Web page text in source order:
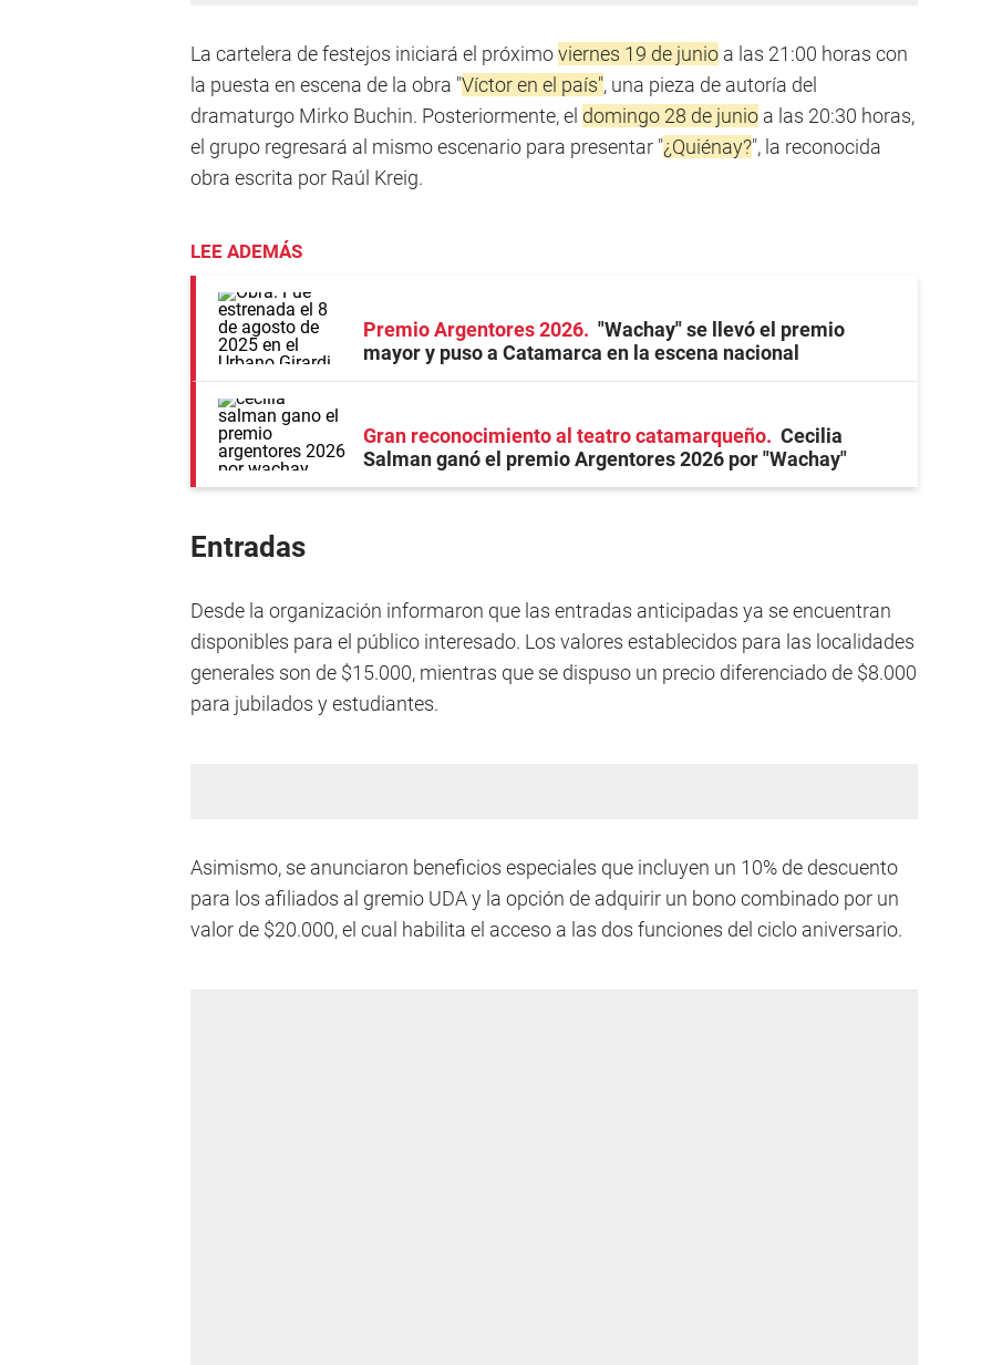
La cartelera de festejos iniciará el próximoviernes 19 de junio a las 21:00 horas con
la puesta en escena de la obra "Víctor en el país", una pieza de autoría del
dramaturgo Mirko Buchin. Posteriormente, el domingo 28 de junio a las 20:30 horas,
el grupo regresará al mismo escenario para presentar "¿Quiénay?", la reconocida
obra escrita por Raúl Kreig.
LEE ADEMÁS
Premio Argentores 2026
"Wachay" se llevó el premio
mayor y puso a Catamarca en la escena nacional
Gran reconocimiento al teatro catamarqueño
Cecilia
Salman ganó el premio Argentores 2026 por "Wachay"
Entradas
Desde la organización informaron que las entradas anticipadas ya se encuentran
disponibles para el público interesado. Los valores establecidos para las localidades
generales son de $15.000, mientras que se dispuso un precio diferenciado de $8.000
para jubilados y estudiantes.
Asimismo, se anunciaron beneficios especiales que incluyen un 10% de descuento
para los afiliados al gremio UDA y la opción de adquirir un bono combinado por un
valor de $20.000, el cual habilita el acceso a las dos funciones del ciclo aniversario.